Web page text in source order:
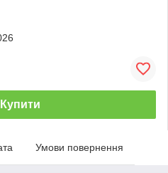
Купити
Умови повернення